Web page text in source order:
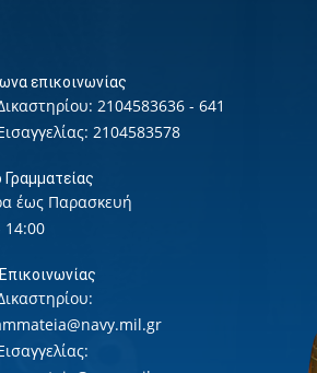
επικοινωνίας
2104583636 - 641
2104583578
Γραμματείας
έως Παρασκευή
14:00